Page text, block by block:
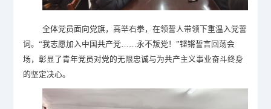
全体党员面向党旗，高举右拳，在领誓人带领下重温入党誓
词。“我志愿加入中国共产党……永不叛党！”铿锵誓言回荡会
场，彰显了青年党员对党的无限忠诚与为共产主义事业奋斗终身
的坚定决心。